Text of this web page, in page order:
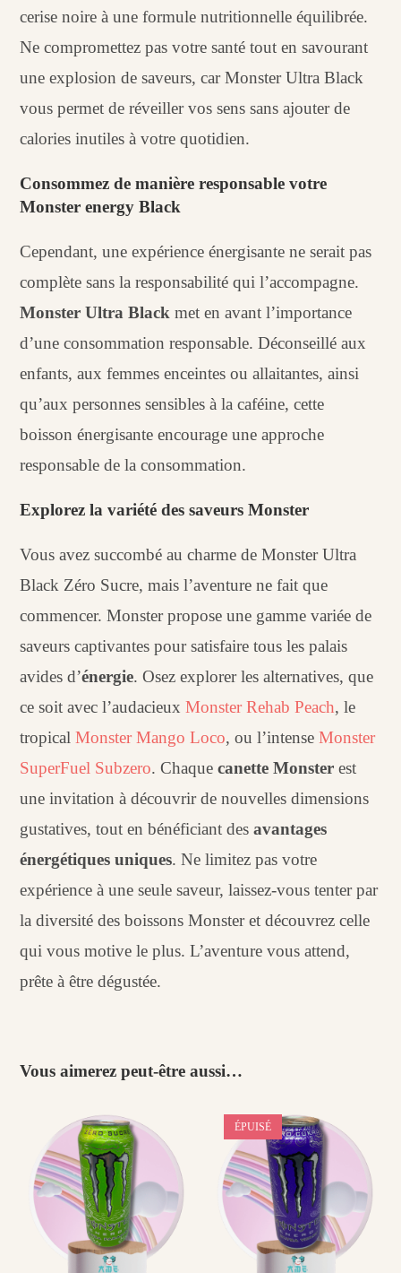
cerise noire à une formule nutritionnelle équilibrée.
Ne compromettez pas votre santé tout en savourant
une explosion de saveurs, car Monster Ultra Black
vous permet de réveiller vos sens sans ajouter de
calories inutiles à votre quotidien.
Consommez de manière responsable votre
Monster energy Black
Cependant, une expérience énergisante ne serait pas
complète sans la responsabilité qui l’accompagne.
Monster Ultra Black met en avant l’importance
d’une consommation responsable. Déconseillé aux
enfants, aux femmes enceintes ou allaitantes, ainsi
qu’aux personnes sensibles à la caféine, cette
boisson énergisante encourage une approche
responsable de la consommation.
Explorez la variété des saveurs Monster
Vous avez succombé au charme de Monster Ultra
Black Zéro Sucre, mais l’aventure ne fait que
commencer. Monster propose une gamme variée de
saveurs captivantes pour satisfaire tous les palais
avides d’énergie. Osez explorer les alternatives, que
ce soit avec l’audacieuxMonster Rehab Peach, le
tropicalMonster Mango Loco, ou l’intenseMonster
SuperFuel Subzero. Chaquecanette Monster est
une invitation à découvrir de nouvelles dimensions
gustatives, tout en bénéficiant desavantages
énergétiques uniques. Ne limitez pas votre
expérience à une seule saveur, laissez-vous tenter par
la diversité des boissons Monster et découvrez celle
qui vous motive le plus. L’aventure vous attend,
prête à être dégustée.
Vous aimerez peut-être aussi…
ÉPUISÉ